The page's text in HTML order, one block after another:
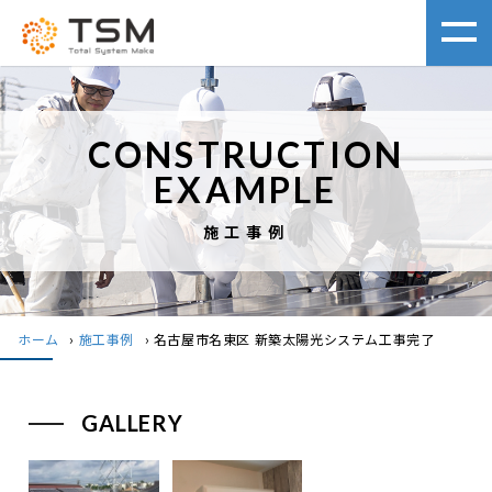
CONSTRUCTION
EXAMPLE
施工事例
ホーム › 施工事例 › 名古屋市名東区 新築太陽光システム工事完了
GALLERY